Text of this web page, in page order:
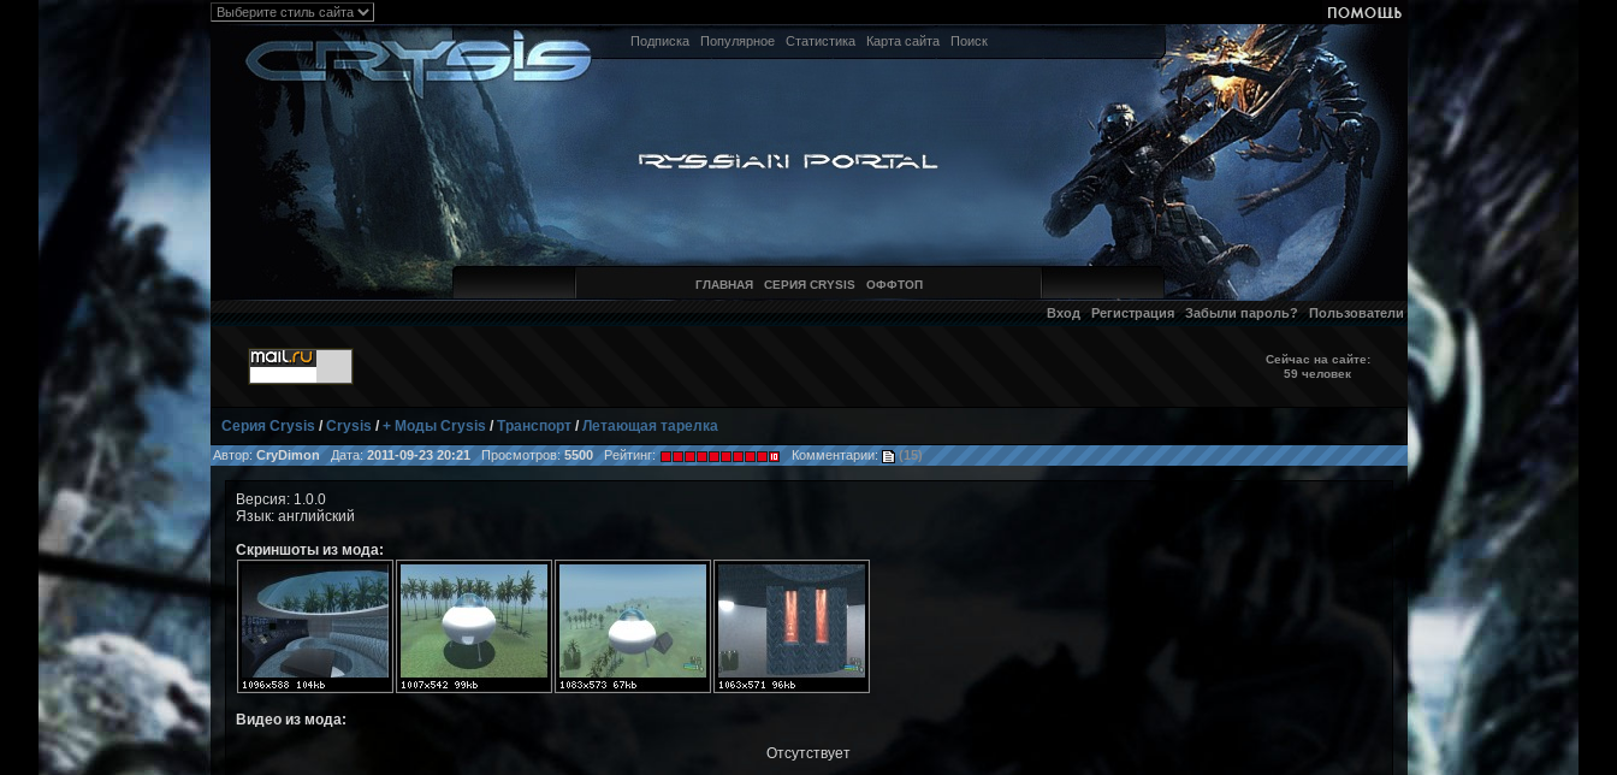
Подписка Популярное Статистика Карта сайта Поиск
ГЛАВНАЯ СЕРИЯ CRYSIS ОФФТОП
Вход Регистрация Забыли пароль? Пользователи
Сейчас на сайте:
59 человек
Серия Crysis /Crysis /+ Моды Crysis /Транспорт/Летающая тарелка
Автор: CryDimonДата: 2011-09-23 20:21 Просмотров:5500Рейтинг: Комментарии: (15)
Версия: 1.0.0
Язык: английский
Скриншоты из мода:
Видео из мода:
Отсутствует